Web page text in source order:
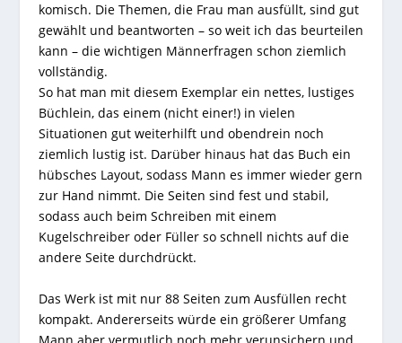
komisch. Die Themen, die Frau man ausfüllt, sind gut
gewählt und beantworten – so weit ich das beurteilen
kann – die wichtigen Männerfragen schon ziemlich
vollständig.
So hat man mit diesem Exemplar ein nettes, lustiges
Büchlein, das einem (nicht einer!) in vielen
Situationen gut weiterhilft und obendrein noch
ziemlich lustig ist. Darüber hinaus hat das Buch ein
hübsches Layout, sodass Mann es immer wieder gern
zur Hand nimmt. Die Seiten sind fest und stabil,
sodass auch beim Schreiben mit einem
Kugelschreiber oder Füller so schnell nichts auf die
andere Seite durchdrückt.
Das Werk ist mit nur 88 Seiten zum Ausfüllen recht
kompakt. Andererseits würde ein größerer Umfang